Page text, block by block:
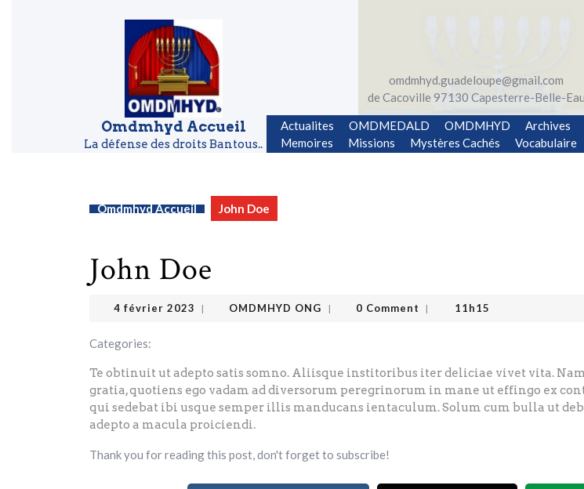
Omdmhyd Accueil
La défense des droits Bantous..
omdmhyd.guadeloupe@gmail.com
de Cacoville 97130 Capesterre-Belle-
Actualites
OMDMEDALD OMDMHYD Archives
Memoires
Missions Mystères Cachés Vocabulaire
Omdmhyd Accueil John Doe
John Doe
4 février 2023 | OMDMHYD ONG | 0 Comment | 11h15
Categories:
Te obtinuit ut adepto satis somno. Aliisque institoribus iter deliciae vivet vita.
gratia, quotiens ego vadam ad diversorum peregrinorum in mane ut effingo ex
qui sedebat ibi usque semper illis manducans ientaculum. Solum cum bulla ut
adepto a macula proiciendi.
Thank you for reading this post, don't forget to subscribe!